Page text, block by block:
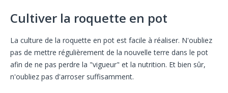
Cultiver la roquette en pot
La culture de la roquette en pot est facile à réaliser. N'oubliez
pas de mettre régulièrement de la nouvelle terre dans le pot
afin de ne pas perdre la "vigueur" et la nutrition. Et bien sûr,
n'oubliez pas d'arroser suffisamment.